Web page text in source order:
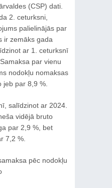
(CSP) dati.
2. ceturksni,
palielinājās par
ir zemāks gada
ar 1. ceturksnī
par vienu
nodokļu nomaksas
jeb par 8,9 %.
salīdzinot ar 2024.
vidējā bruto
par 2,9 %, bet
7,2 %.
pēc nodokļu